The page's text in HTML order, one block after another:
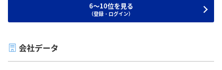
6～10位を見る
（登録・ログイン）
会社データ